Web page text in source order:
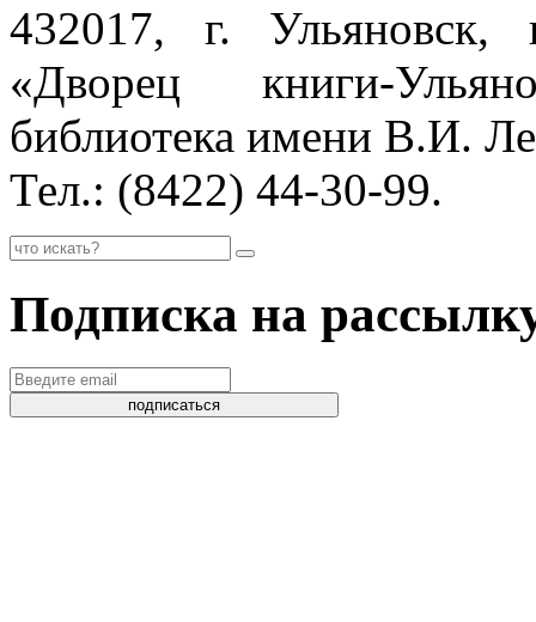
432017, г.
«Дворец книги-
библиотека имени В.И.
Тел.: (8422) 44-30-99.
Подписка на
подписаться